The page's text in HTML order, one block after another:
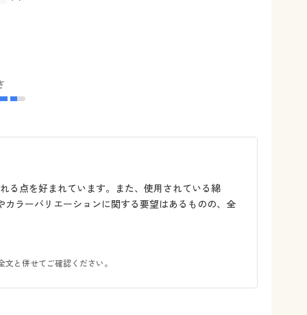
る点を好まれています。また、使用されている綿
ラーバリエーションに関する要望はあるものの、全
と併せてご確認ください。